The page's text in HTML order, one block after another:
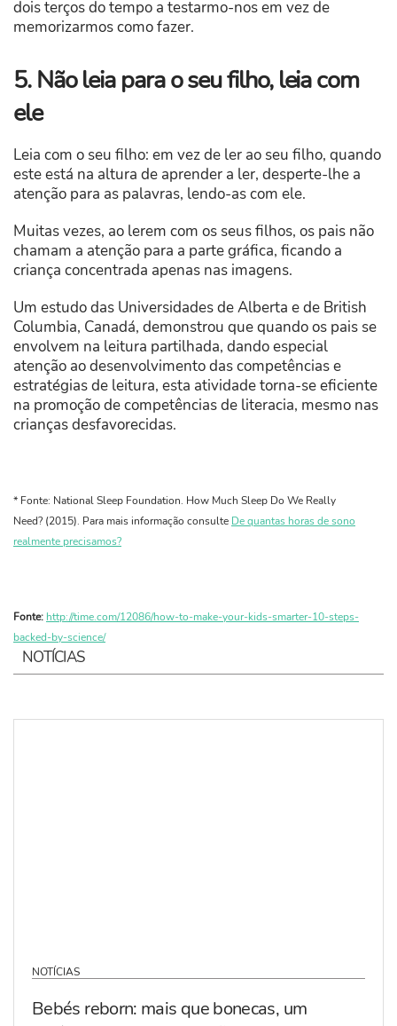
dois terços do tempo a testarmo-nos em vez de
memorizarmos como fazer.
5. Não leia para o seu filho, leia com
ele
Leia com o seu filho: em vez de ler ao seu filho, quando
este está na altura de aprender a ler, desperte-lhe a
atenção para as palavras, lendo-as com ele.
Muitas vezes, ao lerem com os seus filhos, os pais não
chamam a atenção para a parte gráfica, ficando a
criança concentrada apenas nas imagens.
Um estudo das Universidades de Alberta e de British
Columbia, Canadá, demonstrou que quando os pais se
envolvem na leitura partilhada, dando especial
atenção ao desenvolvimento das competências e
estratégias de leitura, esta atividade torna-se eficiente
na promoção de competências de literacia, mesmo nas
crianças desfavorecidas.
* Fonte: National Sleep Foundation. How Much Sleep Do We Really
Need? (2015). Para mais informação consulte De quantas horas de sono
realmente precisamos?
Fonte: http://time.com/12086/how-to-make-your-kids-smarter-10-steps-
backed-by-science/
NOTÍCIAS
NOTÍCIAS
Bebés reborn: mais que bonecas, um